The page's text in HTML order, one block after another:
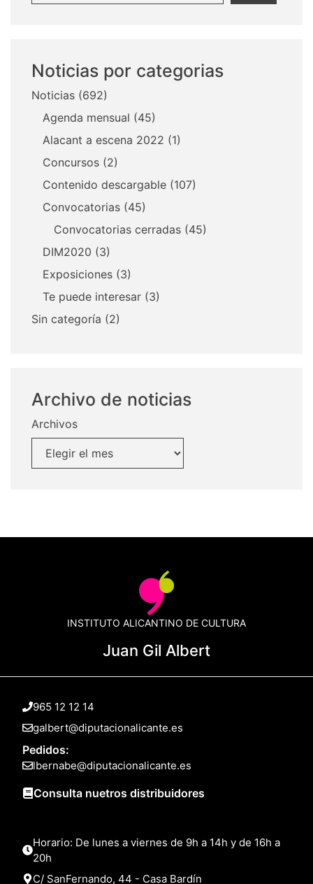
Noticias por categorias
Noticias (692)
Agenda mensual (45)
Alacant a escena 2022 (1)
Concursos (2)
Contenido descargable (107)
Convocatorias (45)
Convocatorias cerradas (45)
DIM2020 (3)
Exposiciones (3)
Te puede interesar (3)
Sin categoría (2)
Archivo de noticias
Archivos
INSTITUTO ALICANTINO DE CULTURA
Juan Gil Albert
965 12 12 14
galbert@diputacionalicante.es
Pedidos:
lbernabe@diputacionalicante.es
Consulta nuetros distribuidores
Horario: De lunes a viernes de 9h a 14h y de 16h a
20h
C/ SanFernando, 44 - Casa Bardín